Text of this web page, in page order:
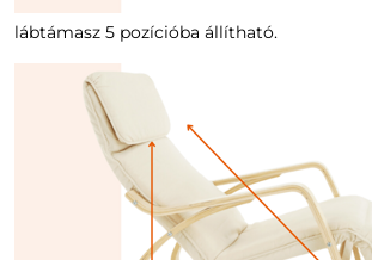
lábtámasz 5 pozícióba állítható.